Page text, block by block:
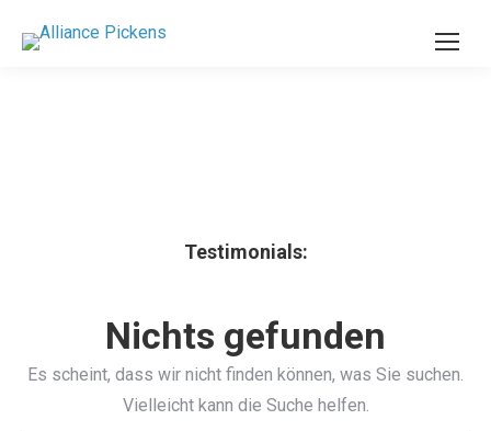
Testimonials:
Nichts gefunden
Es scheint, dass wir nicht finden können, was Sie suchen.
Vielleicht kann die Suche helfen.